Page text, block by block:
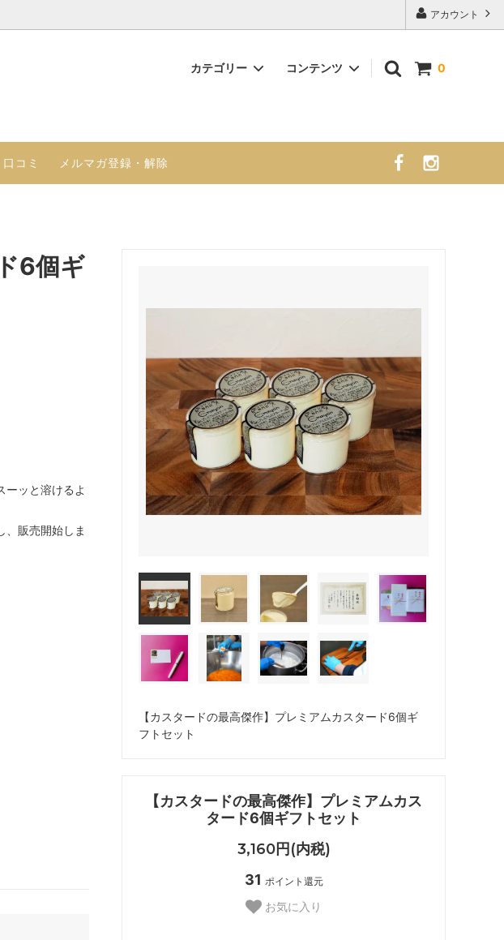
アカウント
0
カテゴリー コンテンツ
分・アレルギー表示
口コミ メルマガ登録・解除
【カスタードの最高傑作】プレミアムカスタード6個ギ
フトセット
【カスタードの最高傑作】プレミアムカス
タード6個ギフトセット
3,160円(内税)
31 ポイント還元
お気に入り
6個ギ
ーッと溶けるよ
、販売開始しま